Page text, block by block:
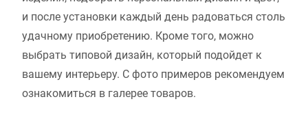
и после установки каждый день радоваться столь
удачному приобретению. Кроме того, можно
выбрать типовой дизайн, который подойдет к
вашему интерьеру. С фото примеров рекомендуем
ознакомиться в галерее товаров.